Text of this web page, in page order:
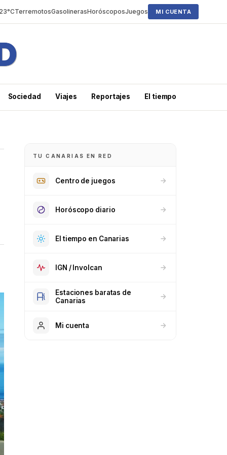
TerremotosGasolinerasHoróscoposJuegos MI CUENTA
Sociedad Viajes Reportajes El tiempo
TU CANARIAS EN RED
Centro de juegos
Horóscopo diario
El tiempo en Canarias
IGN / Involcan
Estaciones baratas de
Canarias
Mi cuenta